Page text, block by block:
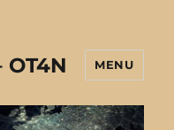
OT4N MENU